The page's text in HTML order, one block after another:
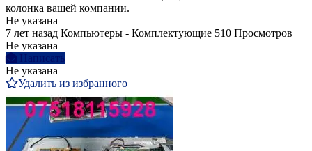
колонка вашей компании.
Не указана
7 лет назад Компьютеры - Комплектующие 510 Просмотров
Не указана
Написать
Не указана
Удалить из избранного